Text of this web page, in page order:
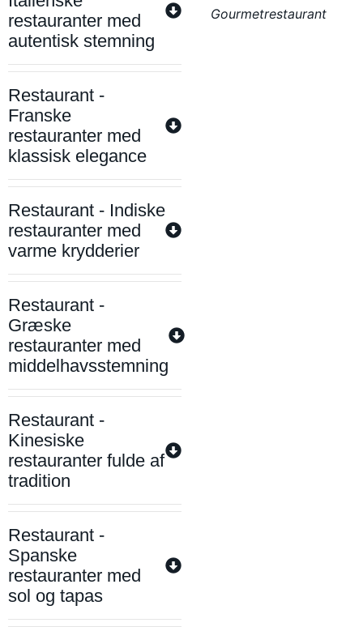
restauranter med
autentisk stemning
Restaurant -
Franske
restauranter med
klassisk elegance
Restaurant - Indiske
restauranter med
varme krydderier
Restaurant -
Græske
restauranter med
middelhavsstemning
Restaurant -
Kinesiske
restauranter fulde af
tradition
Restaurant -
Spanske
restauranter med
sol og tapas
Gourmetrestaurant